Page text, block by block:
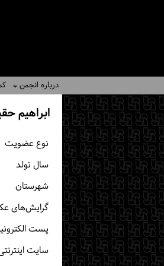
درباره انجمن
ابراهیم
نوع عضویت
سال تولد
شهرستان
گرایش‌های
پست
سایت